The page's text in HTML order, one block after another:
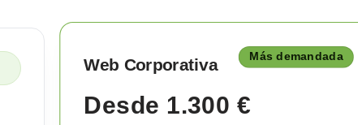
Web Corporativa Más demandada
Desde 1.300 €